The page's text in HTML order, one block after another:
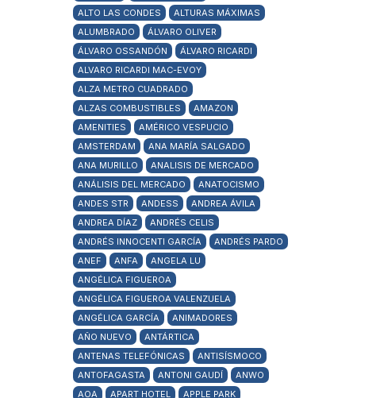
ALTO LAS CONDES
ALTURAS MÁXIMAS
ALUMBRADO
ÁLVARO OLIVER
ÁLVARO OSSANDÓN
ÁLVARO RICARDI
ALVARO RICARDI MAC-EVOY
ALZA METRO CUADRADO
ALZAS COMBUSTIBLES
AMAZON
AMENITIES
AMÉRICO VESPUCIO
AMSTERDAM
ANA MARÍA SALGADO
ANA MURILLO
ANALISIS DE MERCADO
ANÁLISIS DEL MERCADO
ANATOCISMO
ANDES STR
ANDESS
ANDREA ÁVILA
ANDREA DÍAZ
ANDRÉS CELIS
ANDRÉS INNOCENTI GARCÍA
ANDRÉS PARDO
ANEF
ANFA
ANGELA LU
ANGÉLICA FIGUEROA
ANGÉLICA FIGUEROA VALENZUELA
ANGÉLICA GARCÍA
ANIMADORES
AÑO NUEVO
ANTÁRTICA
ANTENAS TELEFÓNICAS
ANTISÍSMOCO
ANTOFAGASTA
ANTONI GAUDÍ
ANWO
AOA
APART HOTEL
APPLE PARK